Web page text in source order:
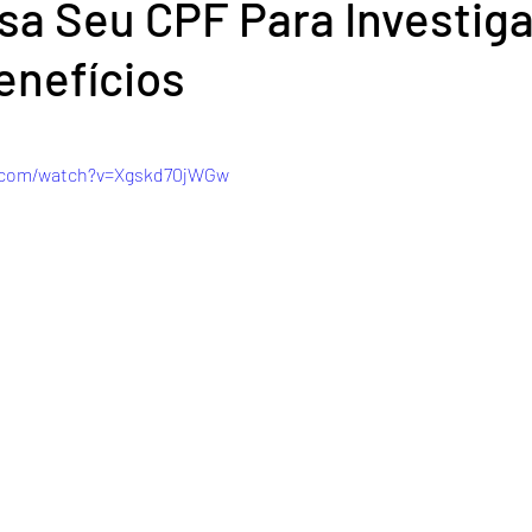
Seu CPF Para
watch?v=Xgskd70jWGw